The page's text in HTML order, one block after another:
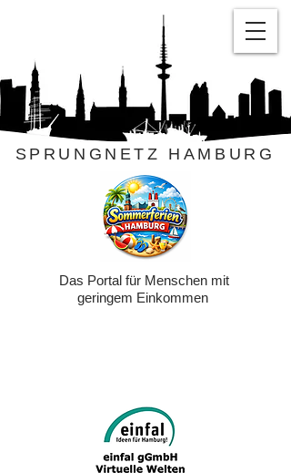
SPRUNGNETZ HAMBURG
Das Portal für Menschen mit
geringem Einkommen